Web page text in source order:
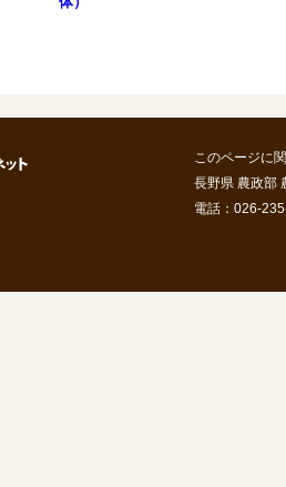
このページに
長野県 農政部
電話：026-